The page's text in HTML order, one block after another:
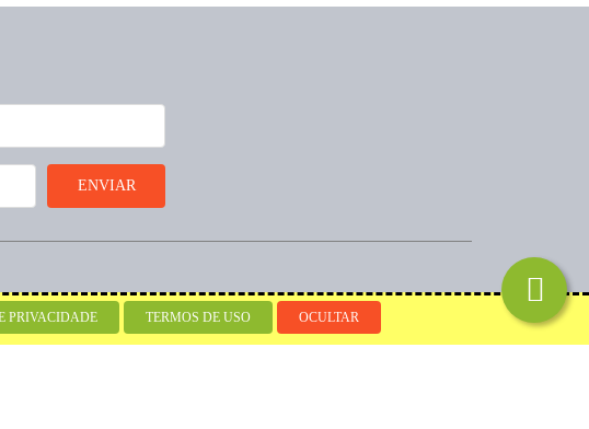
Desenvolvido por
PRIVACIDADE TERMOS DE USO OCULTAR